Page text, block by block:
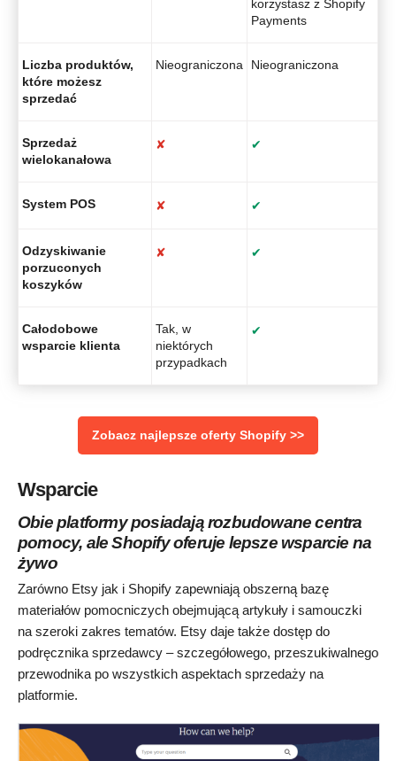
korzystasz z Shopify
Payments
Liczba produktów,
które możesz
sprzedać
Nieograniczona Nieograniczona
Sprzedaż
wielokanałowa
✘ ✔
System POS ✘ ✔
Odzyskiwanie
porzuconych
koszyków
✘ ✔
Całodobowe
wsparcie klienta
Tak, w
niektórych
przypadkach
✔
Zobacz najlepsze oferty Shopify >>
Wsparcie
Obie platformy posiadają rozbudowane centra
pomocy, ale Shopify oferuje lepsze wsparcie na
żywo
Zarówno Etsy jak i Shopify zapewniają obszerną bazę
materiałów pomocniczych obejmującą artykuły i samouczki
na szeroki zakres tematów. Etsy daje także dostęp do
podręcznika sprzedawcy – szczegółowego, przeszukiwalnego
przewodnika po wszystkich aspektach sprzedaży na
platformie.